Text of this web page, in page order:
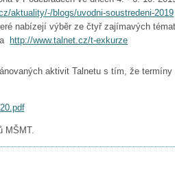
aktuality/-/blogs/uvodni-soustredeni-2019
nabízejí výběr ze čtyř zajímavých
http://www.talnet.cz/t-exkurze
aktivit Talnetu s tím, že
MŠMT.